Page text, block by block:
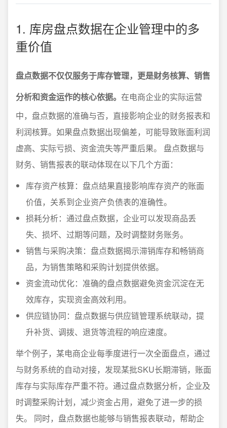
1. 库房盘点数据在企业管理中的多
重价值
盘点数据不仅仅服务于库存管理，更是财务核算、销售
分析和资金运作的核心依据。 在电商企业的实际运营
中，盘点数据的准确与否，直接影响企业的财务报表和
利润核算。如果盘点数据出现偏差，可能导致账面利润
虚高、实际亏损、资金流失等严重后果。 盘点数据与
财务、销售报表的联动体现在以下几个方面：
库存资产核算：盘点结果直接影响库存资产的账面
价值，关系到企业资产负债表的准确性。
损耗分析：通过盘点数据，企业可以发现商品丢
失、损坏、过期等问题，及时调整财务账务。
销售与采购决策：盘点数据揭示滞销库存和畅销商
品，为销售策略和采购计划提供依据。
资金流动优化：准确的盘点数据避免资金沉淀在无
效库存，实现资金高效利用。
供应链协同：盘点数据与供应链管理系统联动，提
升补货、调拨、退货等流程的响应速度。
举个例子，某电商企业每季度进行一次全面盘点，通过
与财务系统的自动对接，发现某批SKU长期滞销，账面
库存与实际库存严重不符。通过盘点数据分析，企业及
时调整采购计划，减少资金占用，避免了进一步的损
失。 同时，盘点数据也能够与销售报表联动，帮助企